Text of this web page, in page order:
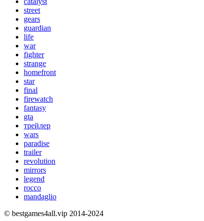
street
gears
guardian
life
war
fighter
strange
homefront
star
final
firewatch
fantasy
gta
трейлер
wars
paradise
trailer
revolution
mirrors
legend
rocco
mandaglio
© bestgames4all.vip 2014-2024